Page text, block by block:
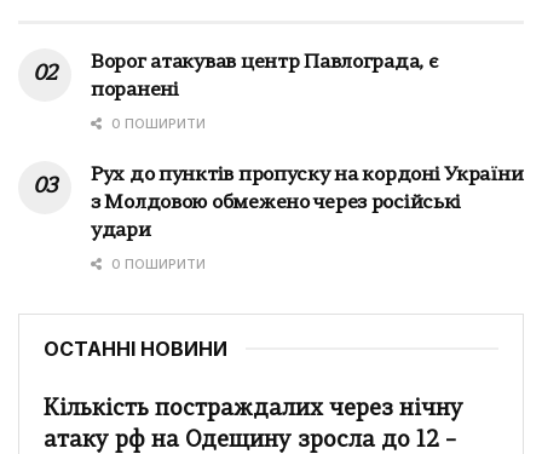
Ворог атакував центр Павлограда, є
поранені
0 ПОШИРИТИ
Рух до пунктів пропуску на кордоні України
з Молдовою обмежено через російські
удари
0 ПОШИРИТИ
ОСТАННІ НОВИНИ
Кількість постраждалих через нічну
атаку рф на Одещину зросла до 12 –